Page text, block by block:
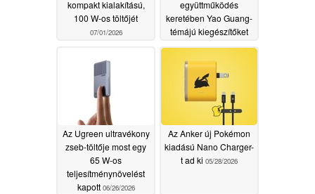
kompakt kialakítású,
100 W-os töltőjét
07/01/2026
együttműködés
keretében Yao Guang-
témájú kiegészítőket
hoznak a rajongók
számára
Az Ugreen ultravékony
zseb-töltője most egy
65 W-os
teljesítménynövelést
kapott 06/26/2026
Az Anker új Pokémon
kiadású Nano Charger-
t ad ki 05/28/2026